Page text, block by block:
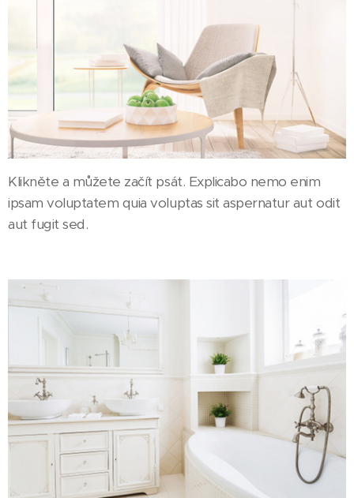
Klikněte a můžete začít psát. Explicabo nemo enim
ipsam voluptatem quia voluptas sit aspernatur aut odit
aut fugit sed.